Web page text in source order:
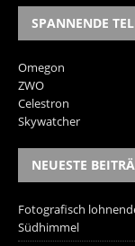
SPANNENDE
Omegon
ZWO
Celestron
Skywatcher
NEUESTE
Fotografisch
Südhimmel